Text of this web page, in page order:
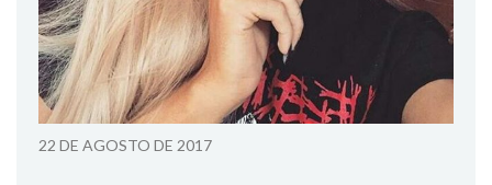
22 DE AGOSTO DE 2017